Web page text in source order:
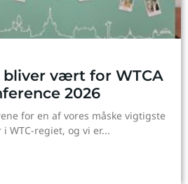
bliver vært for WTCA
2026
for en af vores måske vigtigste
WTC-regiet, og vi er